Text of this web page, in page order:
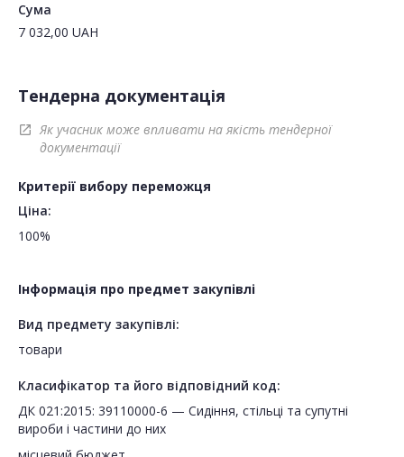
Сума
7 032,00 UAH
Тендерна документація
open_in_new
Як учасник може впливати на якість тендерної
документації
Критерії вибору переможця
Ціна:
100%
Інформація про предмет закупівлі
Вид предмету закупівлі:
товари
Класифікатор та його відповідний код:
ДК 021:2015: 39110000-6 — Сидіння, стільці та супутні
вироби і частини до них